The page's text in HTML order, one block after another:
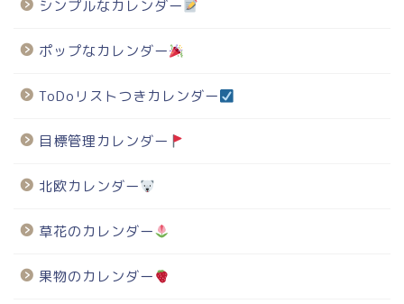
シンプルなカレンダー
ポップなカレンダー
ToDoリストつきカレンダー
目標管理カレンダー
北欧カレンダー
草花のカレンダー
果物のカレンダー